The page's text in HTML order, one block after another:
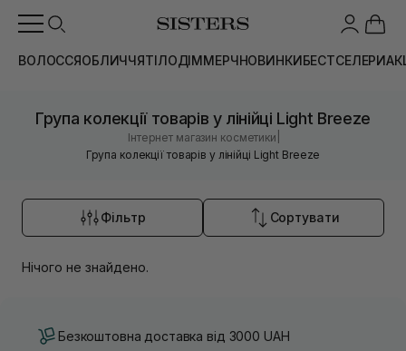
ВОЛОССЯОБЛИЧЧЯТІЛОДІММЕРЧНОВИНКИБЕСТСЕЛЕРИ
Група колекції товарів у лінійці Light Breeze
Інтернет магазин косметики
Група колекції товарів у лінійці Light Breeze
Фільтр Сортувати
Нічого не знайдено.
Безкоштовна доставка від 3000 UAH